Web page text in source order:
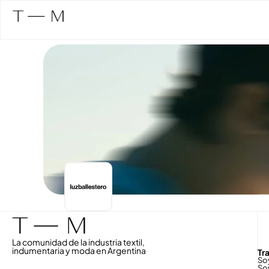
La comunidad de la industria textil,
indumentaria y moda en Argentina